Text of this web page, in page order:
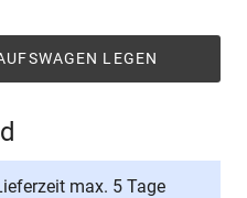
LEGEN
max. 5 Tage